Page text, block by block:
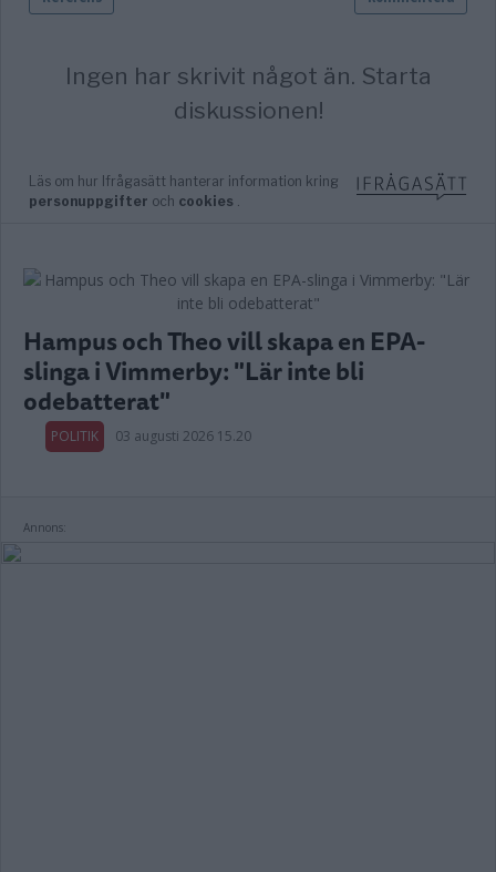
Hampus och Theo vill skapa en EPA-
slinga i Vimmerby: "Lär inte bli
odebatterat"
POLITIK 03 augusti 2026 15.20
Annons: